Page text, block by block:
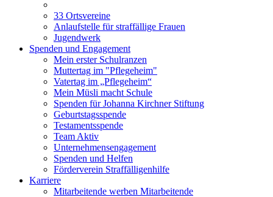
33 Ortsvereine
Anlaufstelle für straffällige Frauen
Jugendwerk
Spenden und Engagement
Mein erster Schulranzen
Muttertag im "Pflegeheim"
Vatertag im „Pflegeheim“
Mein Müsli macht Schule
Spenden für Johanna Kirchner Stiftung
Geburtstagsspende
Testamentsspende
Team Aktiv
Unternehmensengagement
Spenden und Helfen
Förderverein Straffälligenhilfe
Karriere
Mitarbeitende werben Mitarbeitende